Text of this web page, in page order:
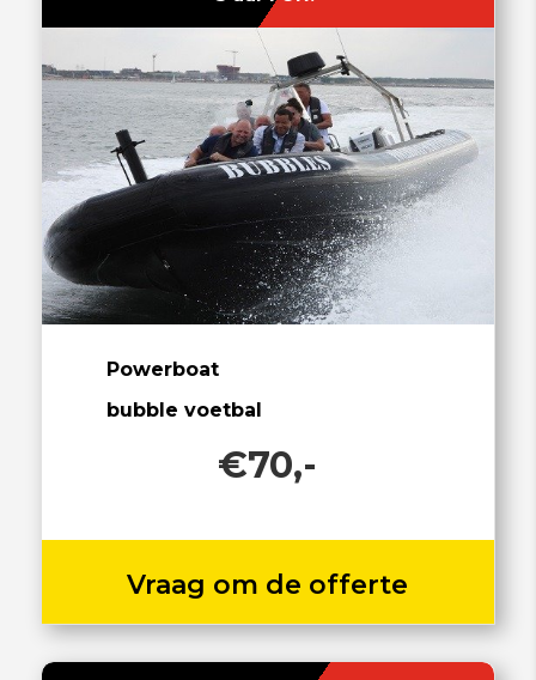
Powerboat
bubble voetbal
€70,-
Vraag om de offerte